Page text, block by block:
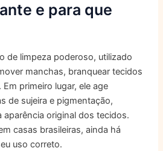
e para que
de limpeza poderoso, utilizado
manchas, branquear tecidos
primeiro lugar, ele age
de sujeira e pigmentação,
aparência original dos tecidos.
casas brasileiras, ainda há
uso correto.